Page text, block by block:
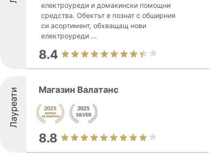
електроуреди и домакински помощни
средства. Обектът е познат с обширния
си асортимент, обхващащ нови
електроуреди ...
8.4
Лауреати Магазин Валатанс
8.8